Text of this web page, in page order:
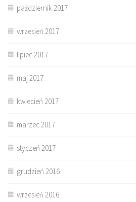
październik 2017
wrzesień 2017
lipiec 2017
maj 2017
kwiecień 2017
marzec 2017
styczeń 2017
grudzień 2016
wrzesień 2016